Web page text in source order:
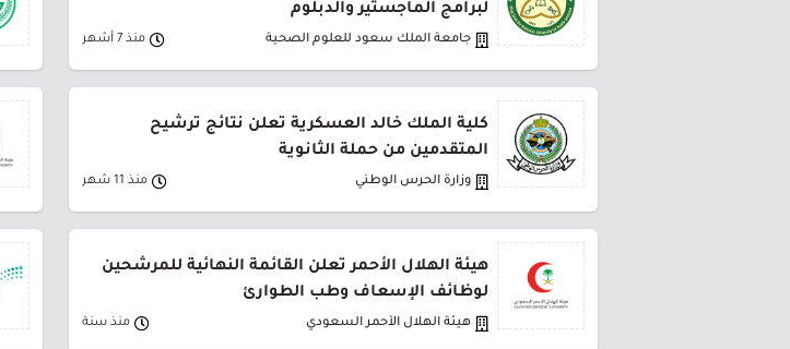
لبرامج الماجستير والدبلوم
جامعة الملك سعود للعلوم الصحية منذ 7 أشهر
كلية الملك خالد العسكرية تعلن نتائج ترشيح
المتقدمين من حملة الثانوية
وزارة الحرس الوطني منذ 11 شهر
هيئة الهلال الأحمر تعلن القائمة النهائية للمرشحين
لوظائف الإسعاف وطب الطوارئ
هيئة الهلال الأحمر السعودي منذ سنة